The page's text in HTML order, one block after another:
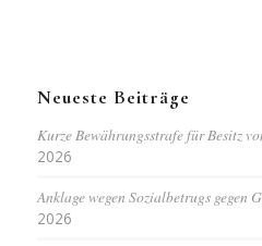
Neueste Beiträge
Kurze Bewährungsstrafe für Besitz
2026
Anklage wegen Sozialbetrugs gegen
2026